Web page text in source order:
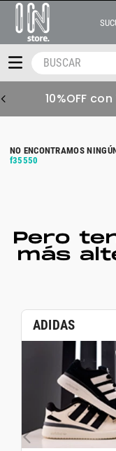
BUSCAR
10%OFF
f35550
Pero
más
ADIDAS